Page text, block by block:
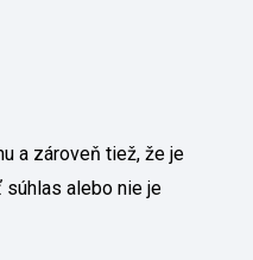
a zároveň tiež, že je
alebo nie je